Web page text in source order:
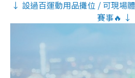
↓ 設過百運動用品攤位 / 可現場
賽事🔥 ↓